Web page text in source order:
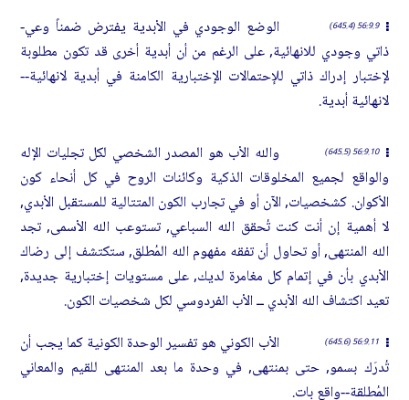
56:9.9 (645.4)
الوضع الوجودي في الأبدية يفترض ضمناً وعي-
ذاتي وجودي للانهائية, على الرغم من أن أبدية أخرى قد تكون مطلوبة
لإختبار إدراك ذاتي للإحتمالات الإختبارية الكامنة في أبدية لانهائية--
لانهائية أبدية.
56:9.10 (645.5)
والله الأب هو المصدر الشخصي لكل تجليات الإله
والواقع لجميع المخلوقات الذكية وكائنات الروح في كل أنحاء كون
الأكوان. كشخصيات, الآن أو في تجارب الكون المتتالية للمستقبل الأبدي,
لا أهمية إن أنت كنت تُحقق الله السباعي, تستوعب الله الأسمى, تجد
الله المنتهى, أو تحاول أن تفقه مفهوم الله المُطلق, ستكتشف إلى رضاك
الأبدي بأن في إتمام كل مغامرة لديك, على مستويات إختبارية جديدة,
تعيد اكتشاف الله الأبدي ــ الأب الفردوسي لكل شخصيات الكون.
56:9.11 (645.6)
الأب الكوني هو تفسير الوحدة الكونية كما يجب أن
تُدرَك بسمو, حتى بمنتهى, في وحدة ما بعد المنتهى للقيم والمعاني
المُطلقة--واقع بات.